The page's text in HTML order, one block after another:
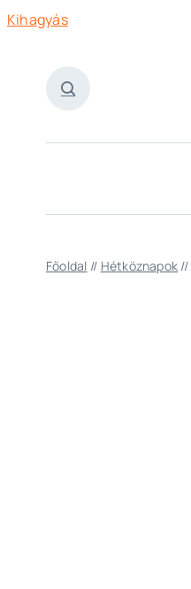
Kihagyás
Főoldal // Hétköznapok //